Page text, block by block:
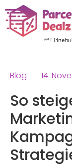
Blog 14.
So